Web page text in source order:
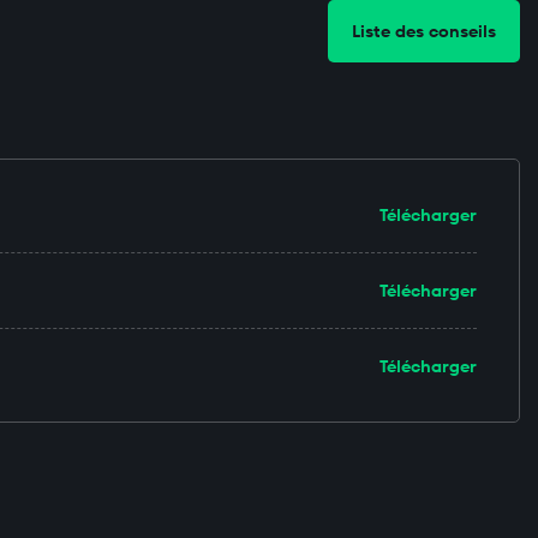
Liste des conseils
Télécharger
Télécharger
Télécharger